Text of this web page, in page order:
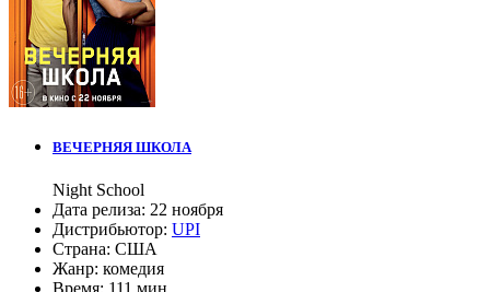
ВЕЧЕРНЯЯ ШКОЛА
Night School
Дата релиза: 22 ноября
Дистрибьютор: UPI
Страна: США
Жанр: комедия
Время: 111 мин